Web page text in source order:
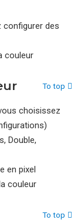
configurer des
couleur
To top
choisissez
Double,
en pixel
couleur
To top